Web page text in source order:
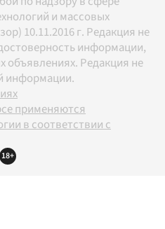
и массовых
10.11.2016 г. Редакция не
информации,
Редакция не
информации.
применяются
в соответствии с
18+